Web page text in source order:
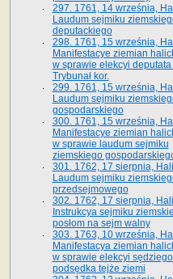
297. 1761, 14 września,
Laudum sejmiku
deputackiego
298. 1761, 15 września,
Manifestacye ziemian
w sprawie elekcyi deputata
Trybunał kor.
299. 1761, 15 września,
Laudum sejmiku
gospodarskiego
300. 1761, 15 września,
Manifestacye ziemian
w sprawie laudum sejmiku
ziemskiego
301. 1762, 17 sierpnia,
Laudum sejmiku
przedsejmowego
302. 1762, 17 sierpnia,
Instrukcya sejmiku
posłom na sejm walny
303. 1763, 10 września,
Manifestacya ziemian
w sprawie elekcyi
podsędka tejże ziemi